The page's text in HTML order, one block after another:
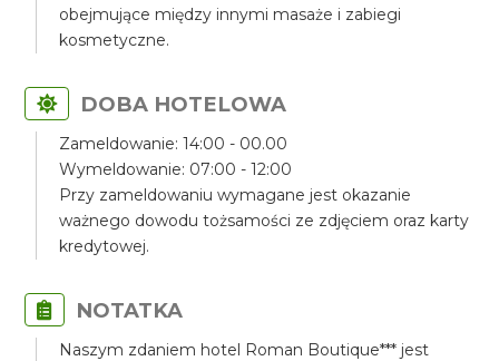
obejmujące między innymi masaże i zabiegi
kosmetyczne.
DOBA HOTELOWA
Zameldowanie: 14:00 - 00.00
Wymeldowanie: 07:00 - 12:00
Przy zameldowaniu wymagane jest okazanie
ważnego dowodu tożsamości ze zdjęciem oraz karty
kredytowej.
NOTATKA
Naszym zdaniem hotel Roman Boutique*** jest